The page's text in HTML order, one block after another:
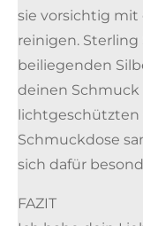
sie vorsichtig mit
reinigen.
beiliegenden
deinen
lichtgeschützten
Schmuckdose
sich dafür
FAZIT